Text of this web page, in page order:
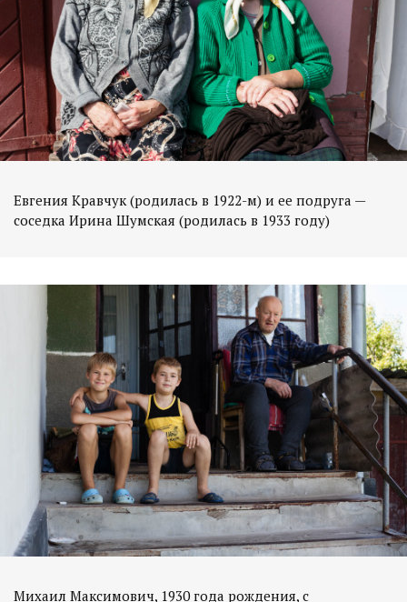
Евгения Кравчук (родилась в 1922-м) и ее подруга —
соседка Ирина Шумская (родилась в 1933 году)
Михаил Максимович, 1930 года рождения, с